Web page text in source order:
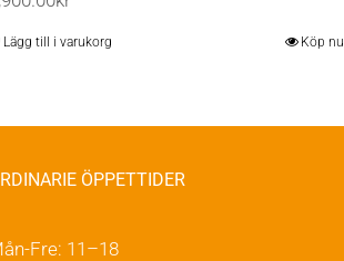
Lägg till i varukorg Köp nu
ÖPPETTIDER
Fre: 11–18